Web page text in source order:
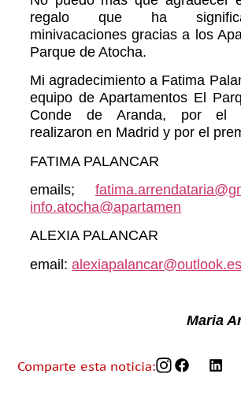
regalo que ha
minivacaciones gracias a los
Parque de Atocha.
Mi agradecimiento a Fatima
equipo de Apartamentos El
Conde de Aranda, por el
realizaron en Madrid y por el
FATIMA PALANCAR
emails;
info.atocha@apartamen
ALEXIA PALANCAR
email:alexiapalancar@outlook.es
Maria
Comparte esta noticia: